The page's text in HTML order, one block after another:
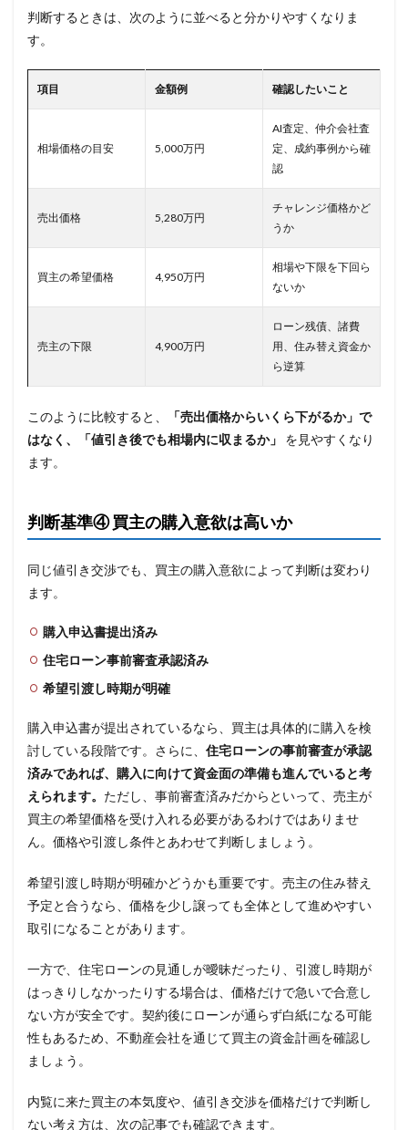
判断するときは、次のように並べると分かりやすくなりま
す。
項目 金額例 確認したいこと
相場価格の目安 5,000万円
AI査定、仲介会社査
定、成約事例から確
認
売出価格 5,280万円
チャレンジ価格かど
うか
買主の希望価格 4,950万円
相場や下限を下回ら
ないか
売主の下限 4,900万円
ローン残債、諸費
用、住み替え資金か
ら逆算
このように比較すると、
「売出価格からいくら下がるか」で
はなく、「値引き後でも相場内に収まるか」
を見やすくなり
ます。
判断基準④ 買主の購入意欲は高いか
同じ値引き交渉でも、買主の購入意欲によって判断は変わり
ます。
購入申込書提出済み
住宅ローン事前審査承認済み
希望引渡し時期が明確
購入申込書が提出されているなら、買主は具体的に購入を検
討している段階です。さらに、 住宅ローンの事前審査が承認
済みであれば、購入に向けて資金面の準備も進んでいると考
えられます。 ただし、事前審査済みだからといって、売主が
買主の希望価格を受け入れる必要があるわけではありませ
ん。価格や引渡し条件とあわせて判断しましょう。
希望引渡し時期が明確かどうかも重要です。売主の住み替え
予定と合うなら、価格を少し譲っても全体として進めやすい
取引になることがあります。
一方で、住宅ローンの見通しが曖昧だったり、引渡し時期が
はっきりしなかったりする場合は、価格だけで急いで合意し
ない方が安全です。契約後にローンが通らず白紙になる可能
性もあるため、不動産会社を通じて買主の資金計画を確認し
ましょう。
内覧に来た買主の本気度や、値引き交渉を価格だけで判断し
ない考え方は、次の記事でも確認できます。